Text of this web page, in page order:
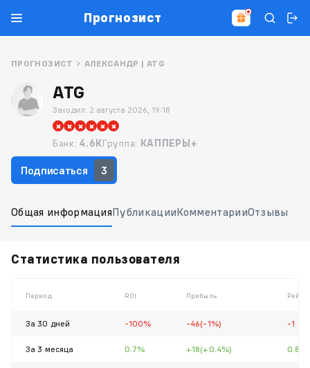
Прогнозист
ПРОГНОЗИСТ АЛЕКСАНДР | ATG
ATG
Заходил: 2 августа 2026, 19:18
Банк: 4.6KГруппа: КАППЕРЫ+
Подписаться 3
Общая информацияПубликацииКомментарииОтзывы
Статистика пользователя
Период ROI Прибыль
За 30 дней -100% -46(-1%) -1
За 3 месяца 0.7% +18(+0.4%) 0.81